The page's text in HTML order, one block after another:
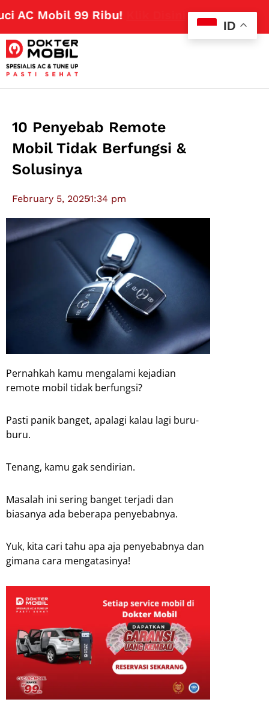
99 Ribu!Klik Disini
10 Penyebab Remote
Mobil Tidak Berfungsi &
Solusinya
February 5, 20251:34 pm
Pernahkah kamu mengalami kejadian
remote mobil tidak berfungsi?
Pasti panik banget, apalagi kalau lagi buru-
buru.
Tenang, kamu gak sendirian.
Masalah ini sering banget terjadi dan
biasanya ada beberapa penyebabnya.
Yuk, kita cari tahu apa aja penyebabnya dan
gimana cara mengatasinya!
ID